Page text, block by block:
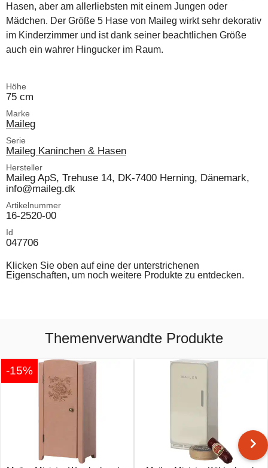
Hasen, aber am allerliebsten mit einem Jungen oder
Mädchen. Der Größe 5 Hase von Maileg wirkt sehr dekorativ
im Kinderzimmer und ist dank seiner beachtlichen Größe
auch ein wahrer Hingucker im Raum.
Höhe
75 cm
Marke
Maileg
Serie
Maileg Kaninchen & Hasen
Hersteller
Maileg ApS, Trehuse 14, DK-7400 Herning, Dänemark,
info@maileg.dk
Artikelnummer
16-2520-00
Id
047706
Klicken Sie oben auf eine der unterstrichenen
Eigenschaften, um noch weitere Produkte zu entdecken.
Themenverwandte Produkte
-15%